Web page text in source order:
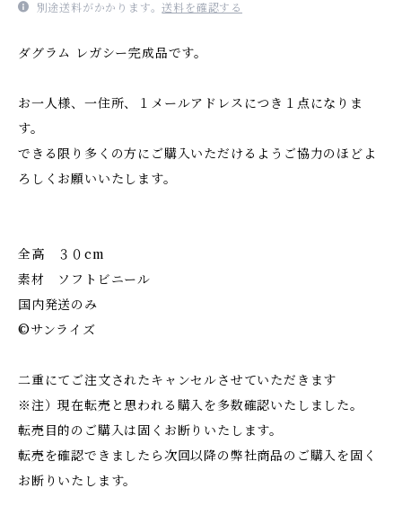
別途送料がかかります。送料を確認する
ダグラム レガシー完成品です。
お一人様、一住所、１メールアドレスにつき１点になりま
す。
できる限り多くの方にご購入いただけるようご協力のほどよ
ろしくお願いいたします。
全高 ３０cm
素材 ソフトビニール
国内発送のみ
©️サンライズ
二重にてご注文されたキャンセルさせていただきます
※注）現在転売と思われる購入を多数確認いたしました。
転売目的のご購入は固くお断りいたします。
転売を確認できましたら次回以降の弊社商品のご購入を固く
お断りいたします。